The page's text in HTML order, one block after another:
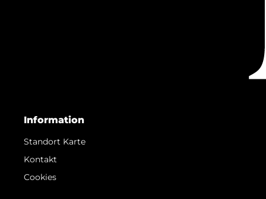
Information
Standort Karte
Kontakt
Cookies